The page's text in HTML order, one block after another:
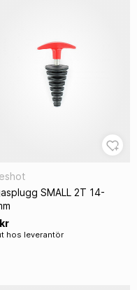
SMALL 2T 14-
hos leverantör